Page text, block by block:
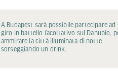
A Budapest sarà possibile partecipare ad
giro in battello facoltativo sul Danubio,
ammirare la città illuminata di notte
sorseggiando un drink.